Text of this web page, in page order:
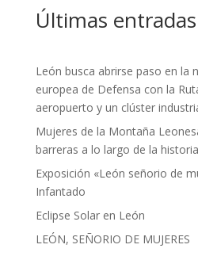
Últimas entradas
León busca abrirse paso en la
europea de Defensa con la
aeropuerto y un clúster
Mujeres de la Montaña
barreras a lo largo de la historia
Exposición «León señorio de
Infantado
Eclipse Solar en León
LEÓN, SEÑORIO DE MUJERES